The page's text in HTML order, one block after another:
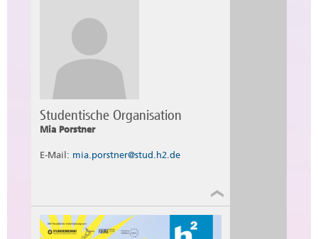
Studentische Organisation
Mia Porstner
E-Mail: mia.porstner@stud.h2.de